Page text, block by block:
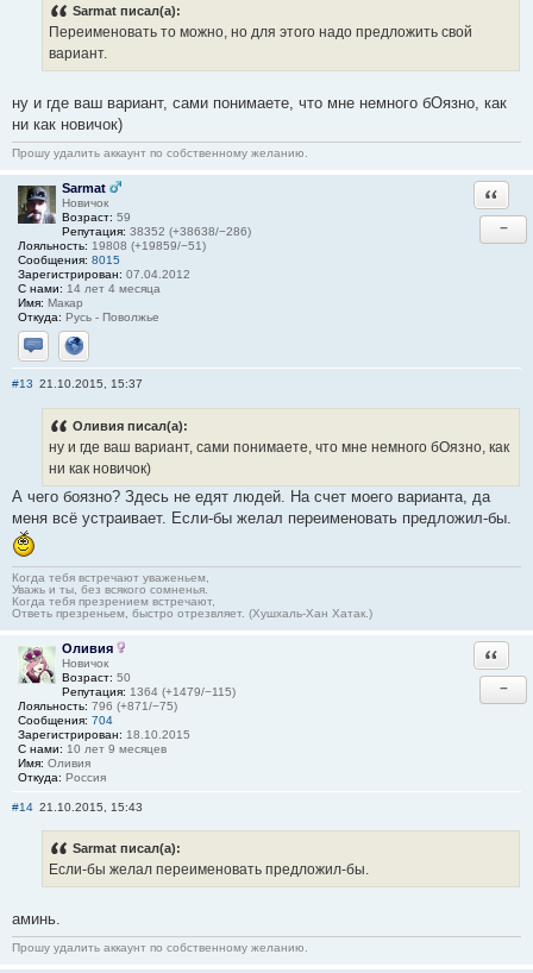
Sarmat писал(а):
Переименовать то можно, но для этого надо предложить свой
вариант.
ну и где ваш вариант, сами понимаете, что мне немного бОязно, как
ни как новичок)
Прошу удалить аккаунт по собственному желанию.
Sarmat
Новичок
Возраст: 59
Репутация: 38352 (+38638/−286)
Лояльность: 19808 (+19859/−51)
Сообщения: 8015
Зарегистрирован: 07.04.2012
С нами: 14 лет 4 месяца
Имя: Макар
Откуда: Русь - Поволжье
Отправить личное сообщение
Сайт
−
#13 21.10.2015, 15:37
Оливия писал(а):
ну и где ваш вариант, сами понимаете, что мне немного бОязно, как
ни как новичок)
А чего боязно? Здесь не едят людей. На счет моего варианта, да
меня всё устраивает. Если-бы желал переименовать предложил-бы.
Когда тебя встречают уваженьем,
Уважь и ты, без всякого сомненья.
Когда тебя презрением встречают,
Ответь презреньем, быстро отрезвляет. (Хушхаль-Хан Хатак.)
Оливия
Новичок
Возраст: 50
Репутация: 1364 (+1479/−115)
Лояльность: 796 (+871/−75)
Сообщения: 704
Зарегистрирован: 18.10.2015
С нами: 10 лет 9 месяцев
Имя: Оливия
Откуда: Россия
−
#14 21.10.2015, 15:43
Sarmat писал(а):
Если-бы желал переименовать предложил-бы.
аминь.
Прошу удалить аккаунт по собственному желанию.